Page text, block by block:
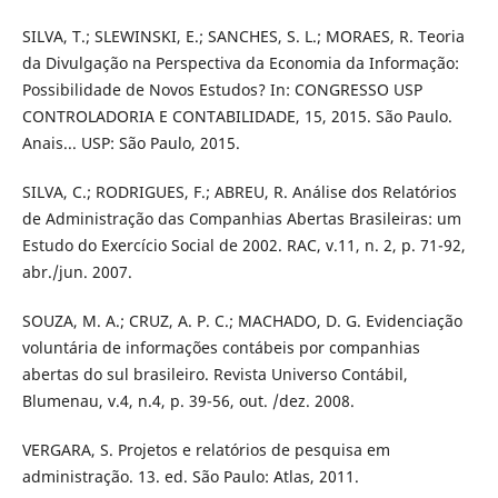
SILVA, T.; SLEWINSKI, E.; SANCHES, S. L.; MORAES, R. Teoria
da Divulgação na Perspectiva da Economia da Informação:
Possibilidade de Novos Estudos? In: CONGRESSO USP
CONTROLADORIA E CONTABILIDADE, 15, 2015. São Paulo.
Anais... USP: São Paulo, 2015.
SILVA, C.; RODRIGUES, F.; ABREU, R. Análise dos Relatórios
de Administração das Companhias Abertas Brasileiras: um
Estudo do Exercício Social de 2002. RAC, v.11, n. 2, p. 71-92,
abr./jun. 2007.
SOUZA, M. A.; CRUZ, A. P. C.; MACHADO, D. G. Evidenciação
voluntária de informações contábeis por companhias
abertas do sul brasileiro. Revista Universo Contábil,
Blumenau, v.4, n.4, p. 39-56, out. /dez. 2008.
VERGARA, S. Projetos e relatórios de pesquisa em
administração. 13. ed. São Paulo: Atlas, 2011.